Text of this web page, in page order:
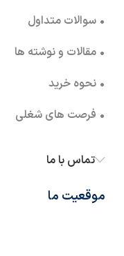
• سوالات متداول
• مقالات و نوشته ها
• نحوه خرید
• فرصت های شغلی
تماس با ما
موقعیت ما